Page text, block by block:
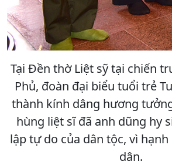
Tại Đền thờ Liệt sỹ tại chiến
Phủ, đoàn đại biểu tuổi trẻ
thành kính dâng hương
hùng liệt sĩ đã anh dũng hy
lập tự do của dân tộc, vì
dân.